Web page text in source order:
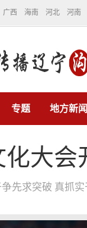
广西 海南 河北 河南
专题 地方新闻
化大
先求突破 真抓